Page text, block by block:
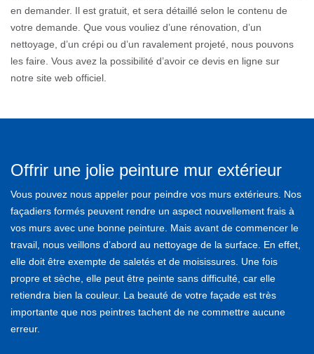
en demander. Il est gratuit, et sera détaillé selon le contenu de
votre demande. Que vous vouliez d’une rénovation, d’un
nettoyage, d’un crépi ou d’un ravalement projeté, nous pouvons
les faire. Vous avez la possibilité d’avoir ce devis en ligne sur
notre site web officiel.
Offrir une jolie peinture mur extérieur
Vous pouvez nous appeler pour peindre vos murs extérieurs. Nos
façadiers formés peuvent rendre un aspect nouvellement frais à
vos murs avec une bonne peinture. Mais avant de commencer le
travail, nous veillons d’abord au nettoyage de la surface. En effet,
elle doit être exempte de saletés et de moisissures. Une fois
propre et sèche, elle peut être peinte sans difficulté, car elle
retiendra bien la couleur. La beauté de votre façade est très
importante que nos peintres tachent de ne commettre aucune
erreur.